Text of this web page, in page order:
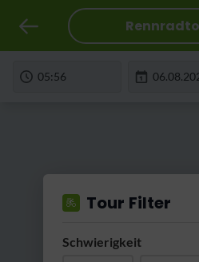
Tour Filter
Schwierigkeit